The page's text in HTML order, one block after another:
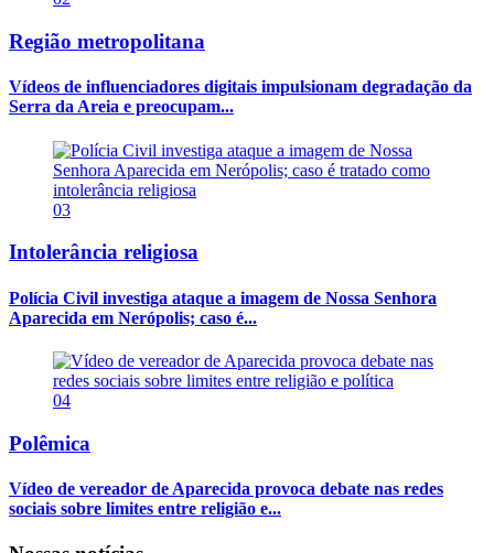
Região metropolitana
Vídeos de influenciadores digitais impulsionam degradação da
Serra da Areia e preocupam...
03
Intolerância religiosa
Polícia Civil investiga ataque a imagem de Nossa Senhora
Aparecida em Nerópolis; caso é...
04
Polêmica
Vídeo de vereador de Aparecida provoca debate nas redes
sociais sobre limites entre religião e...